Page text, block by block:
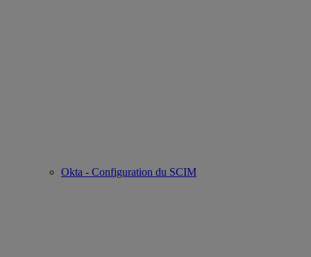
Okta - Configuration du SCIM